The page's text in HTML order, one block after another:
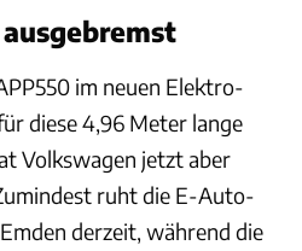
im neuen Elektro-
diese 4,96 Meter lange
Volkswagen jetzt aber
ruht die E-Auto-
derzeit, während die